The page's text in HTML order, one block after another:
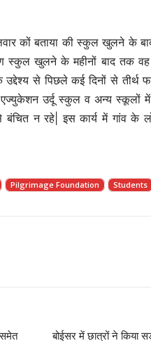
कों बताया की स्कुल खुलने के
खुलने के महीनों बाद तक वह
उद्देश्य से पिछले कई दिनों से
उर्दू स्कुल व अन्य स्कूलों में
बंचित न रहे| इस कार्य में गांव के
Pilgrimage Foundation Students
समेत
बोईसर में छात्रों ने